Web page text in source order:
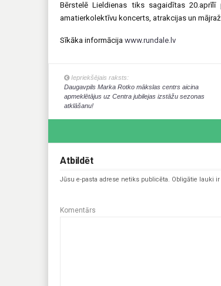
Bērstelē Lieldienas tiks sagaidītas
amatierkolektīvu koncerts, atrakcijas un
Sīkāka informācija www.rundale.lv
Iepriekšējais raksts:
Daugavpils Marka Rotko mākslas centrs aicina
apmeklētājus uz Centra jubilejas izstāžu sezonas
atklāšanu!
Atbildēt
Jūsu e-pasta adrese netiks publicēta. Obligātie lauki
Komentārs